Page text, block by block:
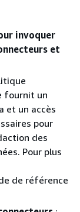
invoquer
et
fournit un
et un accès
pour
des
Pour plus
de référence